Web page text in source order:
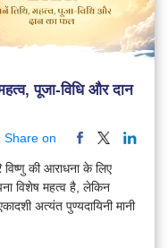
पूजा-विधि और दान
Share on
विष्णु की आराधना के लिए
विशेष महत्व है, लेकिन
अत्यंत पुण्यदायिनी मानी